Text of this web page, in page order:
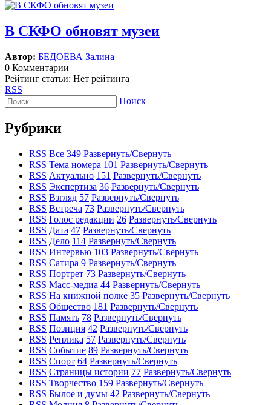
В СКФО обновят музеи
Автор: БЕДОЕВА Залина
0 Комментарии
Рейтинг статьи: Нет рейтинга
RSS
Поиск
Рубрики
RSS Все 349 Развернуть/Свернуть
RSS Тема номера 101 Развернуть/Свернуть
RSS Актуально 151 Развернуть/Свернуть
RSS Экспертиза 36 Развернуть/Свернуть
RSS Взгляд 57 Развернуть/Свернуть
RSS Встреча 73 Развернуть/Свернуть
RSS Голос редакции 26 Развернуть/Свернуть
RSS Дата 47 Развернуть/Свернуть
RSS Дело 114 Развернуть/Свернуть
RSS Интервью 103 Развернуть/Свернуть
RSS Сатира 9 Развернуть/Свернуть
RSS Портрет 73 Развернуть/Свернуть
RSS Масс-медиа 44 Развернуть/Свернуть
RSS На книжной полке 35 Развернуть/Свернуть
RSS Общество 181 Развернуть/Свернуть
RSS Память 78 Развернуть/Свернуть
RSS Позиция 42 Развернуть/Свернуть
RSS Реплика 57 Развернуть/Свернуть
RSS Событие 89 Развернуть/Свернуть
RSS Спорт 64 Развернуть/Свернуть
RSS Страницы истории 77 Развернуть/Свернуть
RSS Творчество 159 Развернуть/Свернуть
RSS Былое и думы 42 Развернуть/Свернуть